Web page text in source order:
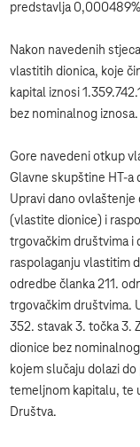
predstavlja
Nakon navedenih
vlastitih dionica, koje
kapital iznosi
bez nominalnog iznosa.
Gore navedeni otkup
Glavne skupštine HT-a
Upravi dano ovlaštenje
(vlastite dionice) i
trgovačkim društvima i
raspolaganju vlastitim
odredbe članka 211.
trgovačkim društvima.
352. stavak 3. točka 3.
dionice bez
kojem slučaju dolazi
temeljnom kapitalu, te
Društva.